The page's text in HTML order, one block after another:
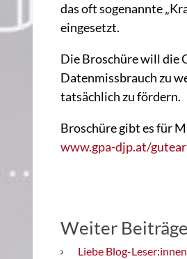
das oft sogenannte
eingesetzt.
Die Broschüre will die
Datenmissbrauch zu
tatsächlich zu fördern.
Broschüre gibt es für
www.gpa-djp.at/
Weiter
Liebe Blog-